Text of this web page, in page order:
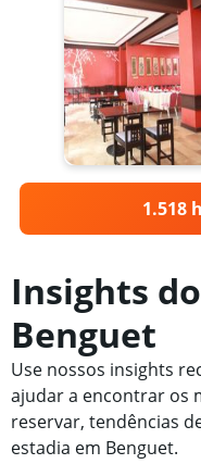
1.518
Insights
Benguet
Use nossos insights
ajudar a encontrar os
reservar, tendências
estadia em Benguet.